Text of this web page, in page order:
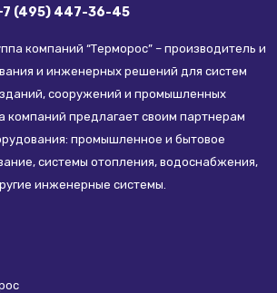
(495) 447-36-45
компаний “Терморос” – производитель и
и инженерных решений для систем
сооружений и промышленных
компаний предлагает своим партнерам
промышленное и бытовое
системы отопления, водоснабжения,
инженерные системы.